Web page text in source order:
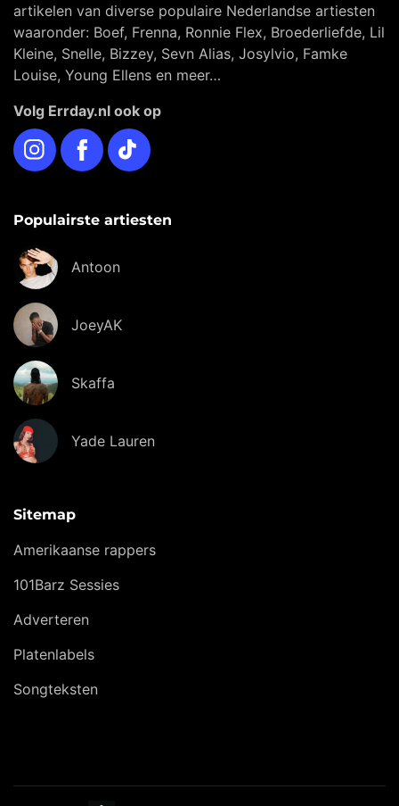
artikelen van diverse populaire Nederlandse artiesten
waaronder: Boef, Frenna, Ronnie Flex, Broederliefde, Lil
Kleine, Snelle, Bizzey, Sevn Alias, Josylvio, Famke
Louise, Young Ellens en meer…
Volg Errday.nl ook op
InstagramFacebookTikTok
Populairste artiesten
Antoon
JoeyAK
Skaffa
Yade Lauren
Sitemap
Amerikaanse rappers
101Barz Sessies
Adverteren
Platenlabels
Songteksten